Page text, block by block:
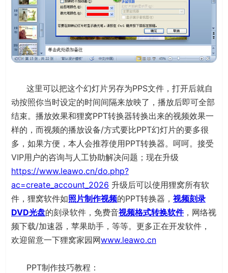
这里可以把这个幻灯片另存为PPS文件，打开后就自
动按照你当时设定的时间间隔来放映了，播放后即可全部
结束。播放效果和狸窝PPT转换器转换出来的视频效果一
样的，而视频的播放设备/方式要比PPT幻灯片的要多很
多，如果方便，本人会推荐使用PPT转换器。呵呵。接受
VIP用户的咨询与人工协助解决问题；现在升级
https://www.leawo.cn/do.php?
ac=create_account_2026 升级后可以使用狸窝所有软
件，狸窝软件如照片制作视频的PPT转换器， 视频刻录
DVD光盘的刻录软件，免费音视频格式转换软件，网络视
频下载/加速器，苹果助手，等等。更多正在开发软件，
欢迎留意一下狸窝家园网www.leawo.cn
PPT制作技巧教程：